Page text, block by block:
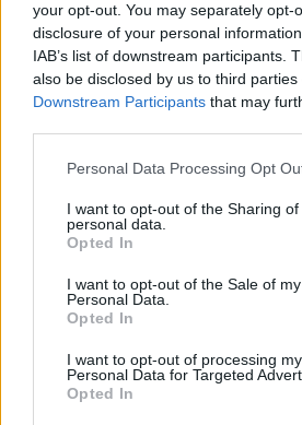
your opt-out. You may separately opt-
disclosure of your personal
IAB’s list of downstream participants.
also be disclosed by us to third parties
Downstream Participants that may
Please note that this website/app
not limited to your visit or usage
grant or deny consent to Google and
use your data for below specified
consent section.
Personal Data Processing Opt
I want to opt-out of the Sharing of
personal data.
Opted In
I want to opt-out of the Sale of my
Personal Data.
Opted In
I want to opt-out of processing my
Personal Data for Targeted
Opted In
Uniós források: íme a
pénzek érkezéséhez még